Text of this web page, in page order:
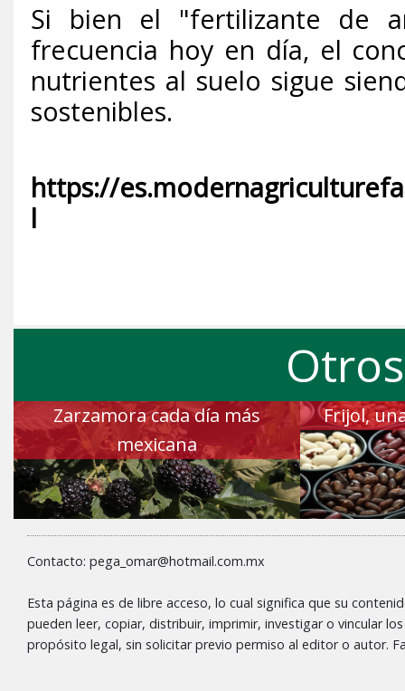
Si bien el "fertilizante de
frecuencia hoy en día, el
nutrientes al suelo sigue
sostenibles.
https://
l
Zarzamora cada día más
mexicana
Frijol,
Contacto: pega_omar@hotmail.com.mx
Esta página es de libre acceso, lo cual significa que su
pueden leer, copiar, distribuir, imprimir, investigar o vincular
propósito legal, sin solicitar previo permiso al editor o autor.